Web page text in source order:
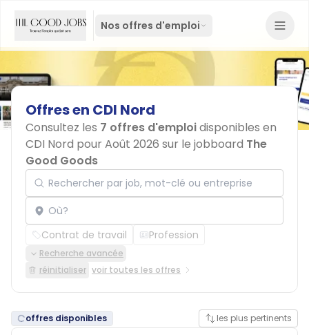
Nos offres d'emploi
Offresen CDI Nord
Consultez les 7 offres d'emploidisponibles en
CDI Nord pour Août 2026 sur le jobboard The
Good Goods
Rechercher par job, mot-clé ou entreprise
Localisation
Contrat de travail Profession
Recherche avancée
réinitialiser voir toutes les offres
offres disponibles les plus pertinents